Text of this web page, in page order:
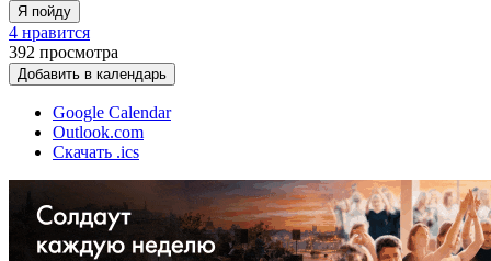
Я пойду
4 нравится
392 просмотра
Добавить в календарь
Google Calendar
Outlook.com
Скачать .ics